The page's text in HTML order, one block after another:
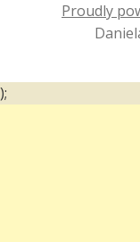
Proudly
);